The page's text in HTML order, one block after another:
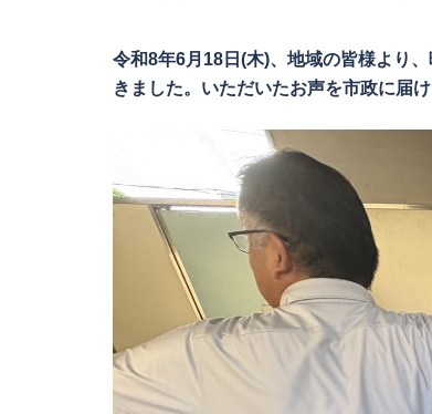
令和8年6月18日(木)、地域の皆様より
きました。いただいたお声を市政に届